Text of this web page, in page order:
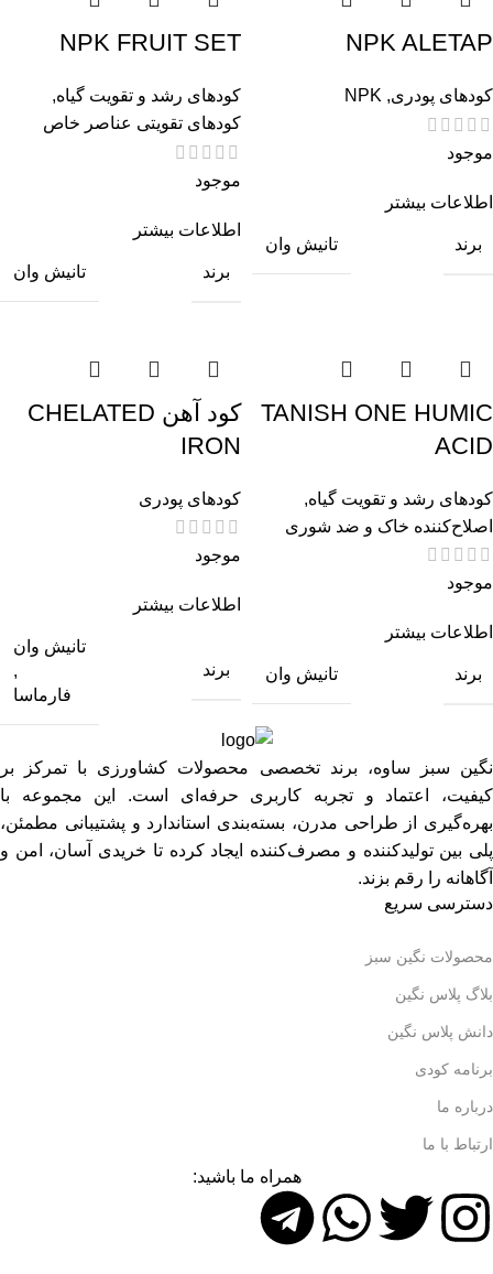
NPK ALETAP
کودهای پودری,
NPK
موجود
اطلاعات بیشتر
برند تانیش وان
NPK FRUIT SET
کودهای رشد و تقویت گیاه,
کودهای تقویتی عناصر خاص
موجود
اطلاعات بیشتر
برند تانیش وان
TANISH ONE HUMIC
ACID
کودهای رشد و تقویت گیاه,
اصلاح‌کننده خاک و ضد شوری
موجود
اطلاعات بیشتر
برند تانیش وان
کود آهن CHELATED
IRON
کودهای پودری
موجود
اطلاعات بیشتر
برند
تانیش وان
,
فارماسا
نگین سبز ساوه، برند تخصصی محصولات کشاورزی با تمرکز بر
کیفیت، اعتماد و تجربه کاربری حرفه‌ای است. این مجموعه با
بهره‌گیری از طراحی مدرن، بسته‌بندی استاندارد و پشتیبانی مطمئن،
پلی بین تولیدکننده و مصرف‌کننده ایجاد کرده تا خریدی آسان، امن و
آگاهانه را رقم بزند.
دسترسی سریع
محصولات نگین سبز
بلاگ پلاس نگین
دانش پلاس نگین
برنامه کودی
درباره ما
ارتباط با ما
همراه ما باشید: